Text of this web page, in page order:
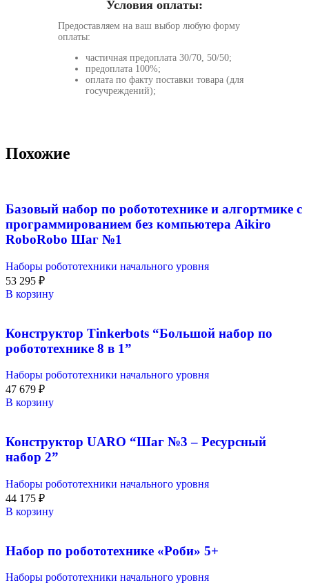
Условия оплаты:
Предоставляем на ваш выбор любую форму
оплаты:
частичная предоплата 30/70, 50/50;
предоплата 100%;
оплата по факту поставки товара (для
госучреждений);
Похожие
Базовый набор по робототехнике и алгортмике с
программированием без компьютера Aikiro
RoboRobo Шаг №1
Наборы робототехники начального уровня
53 295 ₽
В корзину
Конструктор Tinkerbots “Большой набор по
робототехнике 8 в 1”
Наборы робототехники начального уровня
47 679 ₽
В корзину
Конструктор UARO “Шаг №3 – Ресурсный
набор 2”
Наборы робототехники начального уровня
44 175 ₽
В корзину
Набор по робототехнике «Роби» 5+
Наборы робототехники начального уровня